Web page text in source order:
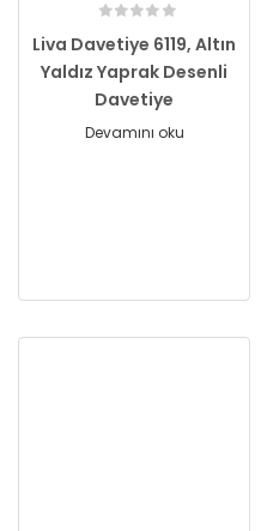
Liva Davetiye 6119, Altın
Yaldız Yaprak Desenli
Davetiye
Devamını oku